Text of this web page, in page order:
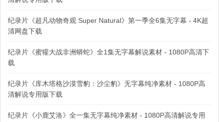
纪录片《超凡动物奇观 Super Natural》第一季全6集无字幕 - 4K超
清网盘下载
纪录片《蜜獾大战非洲蟒蛇》全1集无字幕解说素材 - 1080P高清下
载
纪录片《库木塔格沙漠雪豹：沙尘豹》无字幕纯净素材 - 1080P高
清解说专用版下载
纪录片《小鹿艾洛》全一集无字幕纯净素材 - 1080P高清解说专用